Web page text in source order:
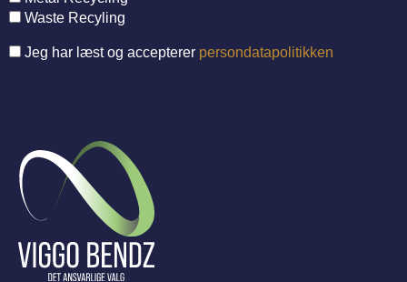
Waste Recyling
Jeg har læst og accepterer persondatapolitikken